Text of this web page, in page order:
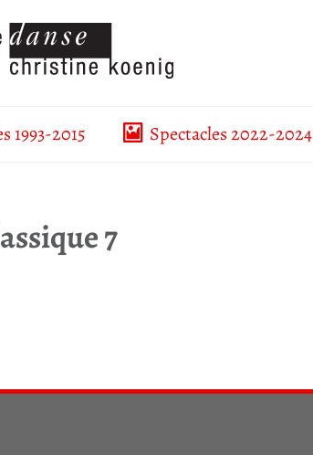
1993-2015 Spectacles 2022-2024
7